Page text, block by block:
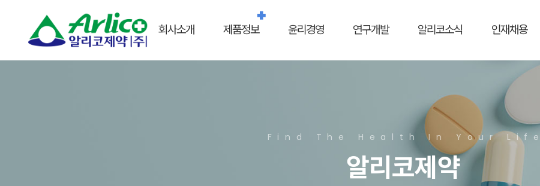
회사소개 제품정보 윤리경영 연구개발 알리코소식 인재채용
Find The Health In Your Life
알리코제약